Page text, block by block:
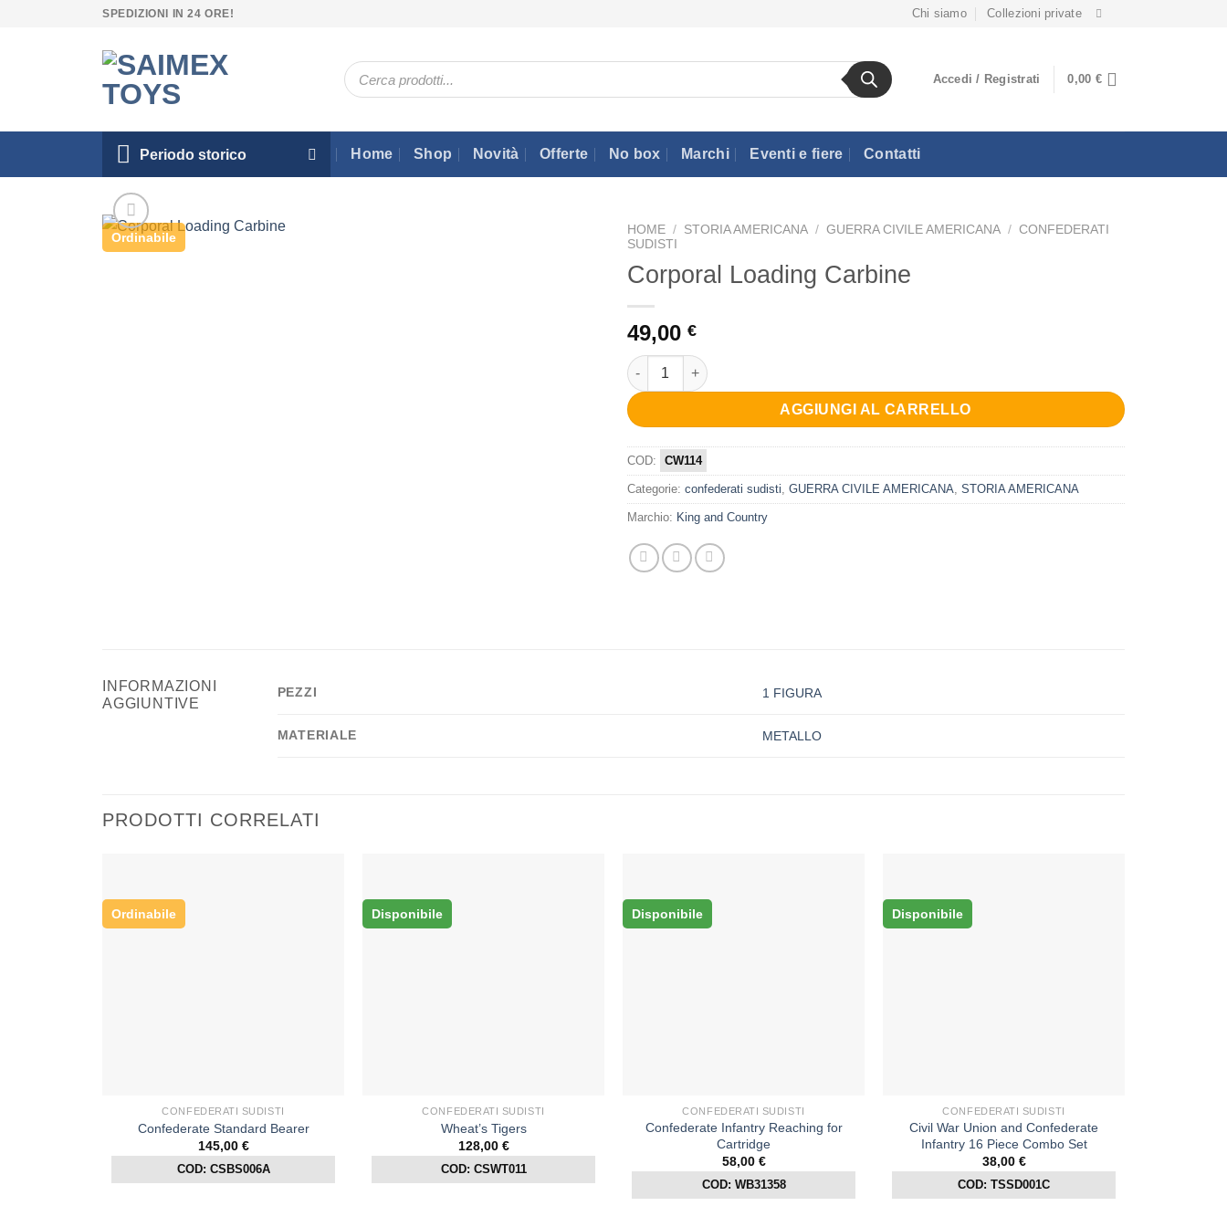
SPEDIZIONI IN 24 ORE! Chi siamo Collezioni private
Ricerca
prodotti
Accedi / Registrati 0,00 €
Periodo storico Home Shop Novità Offerte No box Marchi Eventi e fiere Contatti
Ordinabile
HOME / STORIA AMERICANA / GUERRA CIVILE AMERICANA / CONFEDERATI
SUDISTI
Corporal Loading Carbine
49,00 €
Corporal Loading Carbine quantità
AGGIUNGI AL CARRELLO
COD: CW114
Categorie: confederati sudisti GUERRA CIVILE AMERICANA STORIA AMERICANA
Marchio: King and Country
INFORMAZIONI
AGGIUNTIVE
PEZZI 1 FIGURA
MATERIALE METALLO
PRODOTTI CORRELATI
Ordinabile
CONFEDERATI SUDISTI
Confederate Standard Bearer
145,00 €
COD: CSBS006A
Disponibile
CONFEDERATI SUDISTI
Wheat’s Tigers
128,00 €
COD: CSWT011
Disponibile
CONFEDERATI SUDISTI
Confederate Infantry Reaching for
Cartridge
58,00 €
COD: WB31358
Disponibile
CONFEDERATI SUDISTI
Civil War Union and Confederate
Infantry 16 Piece Combo Set
38,00 €
COD: TSSD001C